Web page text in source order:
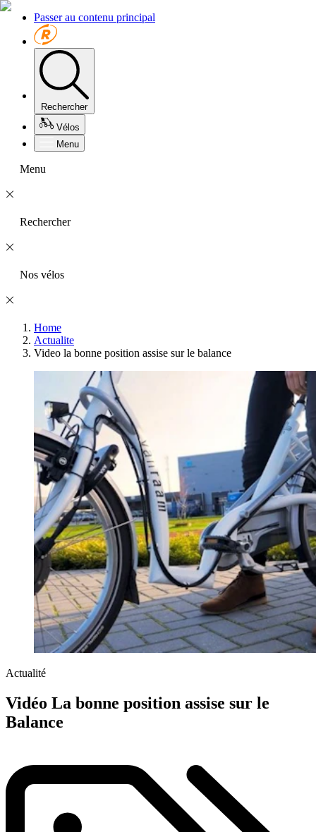
Passer au contenu principal
Rechercher
Vélos
Menu
Menu
Rechercher
Nos vélos
Home
Actualite
Video la bonne position assise sur le balance
Actualité
Vidéo La bonne position assise sur le
Balance